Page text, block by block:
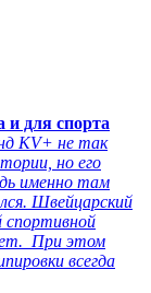
и для спорта
KV+ не так
но его
именно там
Швейцарский
спортивной
При этом
всегда